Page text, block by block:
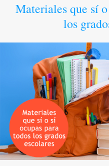
Materiales que sí
los